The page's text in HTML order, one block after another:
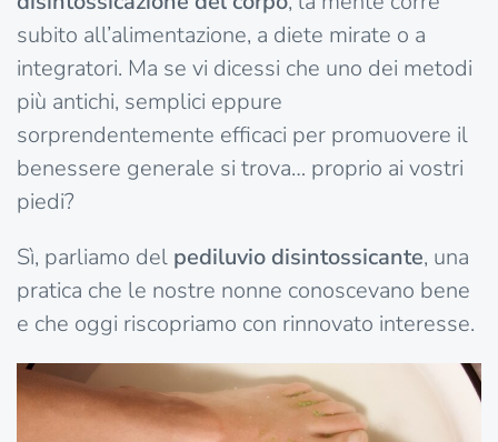
subito all’alimentazione, a diete mirate o a
integratori. Ma se vi dicessi che uno dei metodi
più antichi, semplici eppure
sorprendentemente efficaci per promuovere il
benessere generale si trova… proprio ai vostri
piedi?
Sì, parliamo del pediluvio disintossicante, una
pratica che le nostre nonne conoscevano bene
e che oggi riscopriamo con rinnovato interesse.